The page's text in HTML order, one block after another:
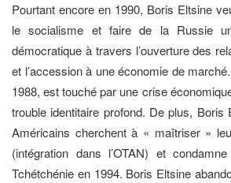
Pourtant encore en 1990, Boris Eltsine
le socialisme et faire de la Russie
démocratique à travers l’ouverture des
et l’accession à une économie de
1988, est touché par une crise
trouble identitaire profond. De plus, Boris
Américains cherchent à « maîtriser »
(intégration dans l’OTAN) et
Tchétchénie en 1994. Boris Eltsine